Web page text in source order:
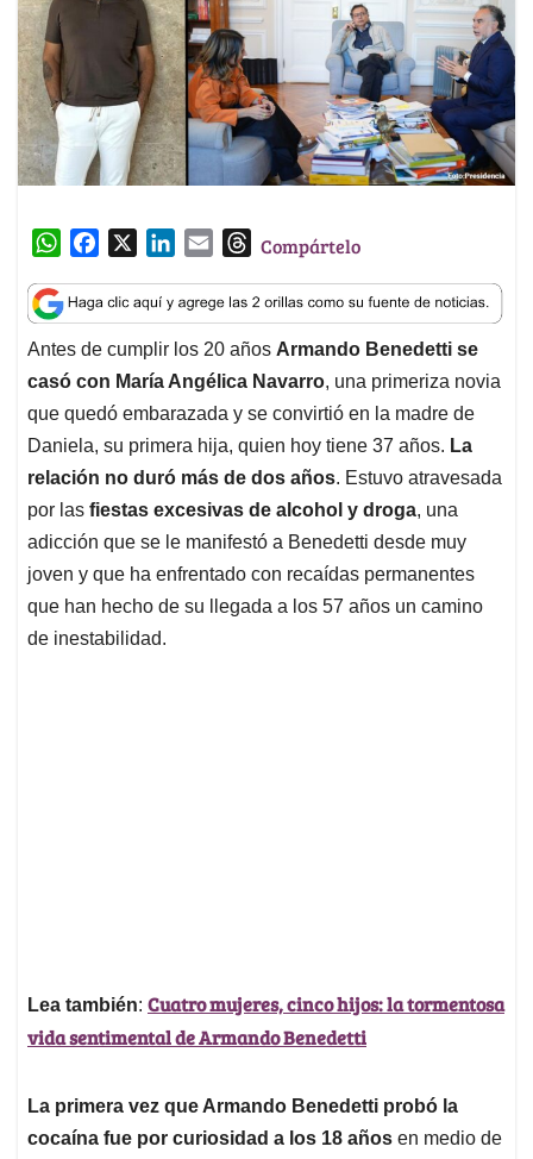
W
a
t
s
A
p
p
c
e
b
o
o
k
n
k
e
d
I
n
a
i
l
T
r
e
a
d
s
Compártelo
Antes de cumplir los 20 años Armando Benedetti se
casó con María Angélica Navarro, una primeriza novia
que quedó embarazada y se convirtió en la madre de
Daniela, su primera hija, quien hoy tiene 37 años. La
relación no duró más de dos años. Estuvo atravesada
por las fiestas excesivas de alcohol y droga, una
adicción que se le manifestó a Benedetti desde muy
joven y que ha enfrentado con recaídas permanentes
que han hecho de su llegada a los 57 años un camino
de inestabilidad.
Lea también: Cuatro mujeres, cinco hijos: la tormentosa
vida sentimental de Armando Benedetti
La primera vez que Armando Benedetti probó la
cocaína fue por curiosidad a los 18 años en medio de